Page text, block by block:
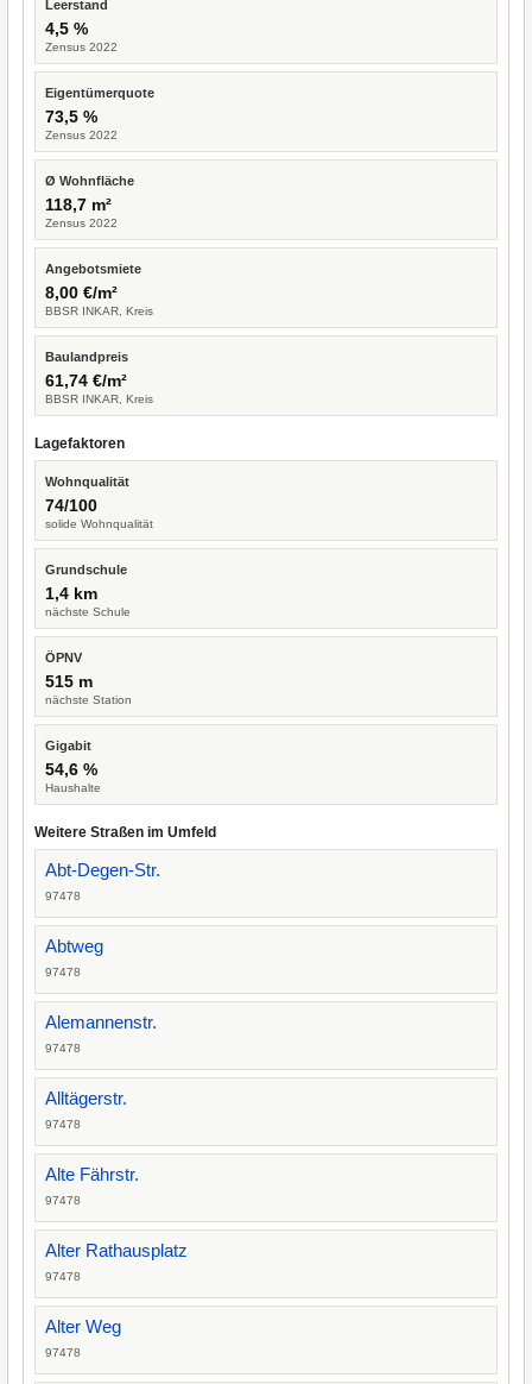
Leerstand
4,5 %
Zensus 2022
Eigentümerquote
73,5 %
Zensus 2022
Ø Wohnfläche
118,7 m²
Zensus 2022
Angebotsmiete
8,00 €/m²
BBSR INKAR, Kreis
Baulandpreis
61,74 €/m²
BBSR INKAR, Kreis
Lagefaktoren
Wohnqualität
74/100
solide Wohnqualität
Grundschule
1,4 km
nächste Schule
ÖPNV
515 m
nächste Station
Gigabit
54,6 %
Haushalte
Weitere Straßen im Umfeld
Abt-Degen-Str.
97478
Abtweg
97478
Alemannenstr.
97478
Alltägerstr.
97478
Alte Fährstr.
97478
Alter Rathausplatz
97478
Alter Weg
97478